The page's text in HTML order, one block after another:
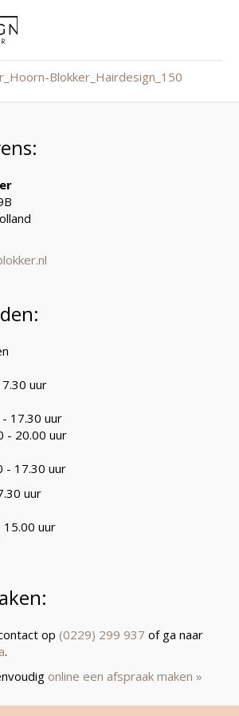
Blokker_Hairdesign_150
uur
17.30 uur
- 20.00 uur
- 17.30 uur
uur
15.00 uur
op (0229) 299 937 of ga naar
.
online een afspraak maken »